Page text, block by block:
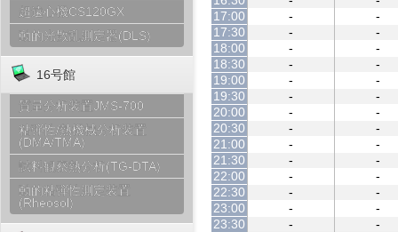
超遠心機CS120GX
動的光散乱測定器(DLS)
16号館
質量分析装置JMS-700
粘弾性/熱機械分析装置
(DMA/TMA)
試料観察熱分析(TG-DTA)
動的粘弾性測定装置
(Rheosol)
17:00
-
-
17:30
-
-
18:00
-
-
18:30
-
-
19:00
-
-
19:30
-
-
20:00
-
-
20:30
-
-
21:00
-
-
21:30
-
-
22:00
-
-
22:30
-
-
23:00
-
-
23:30
- -